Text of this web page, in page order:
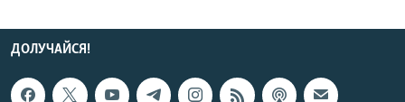
ДОЛУЧАЙСЯ!